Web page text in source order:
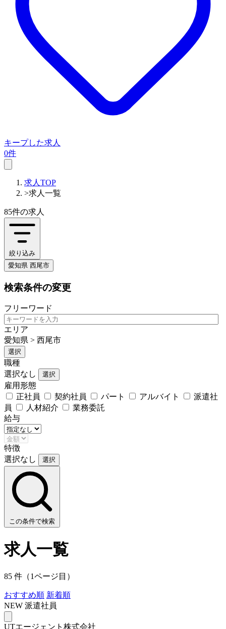
キープした求人
0件
求人TOP
>求人一覧
85件の求人
絞り込み
愛知県 西尾市
検索条件の変更
フリーワード
エリア
愛知県 > 西尾市
選択
職種
選択なし
選択
雇用形態
正社員
契約社員 パート アルバイト
派遣社
員
人材紹介
業務委託
給与
特徴
選択なし
選択
この条件で検索
求人一覧
85 件（1ページ目）
おすすめ順 新着順
NEW 派遣社員
UTエージェント株式会社